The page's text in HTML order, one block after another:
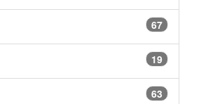
67
19
63